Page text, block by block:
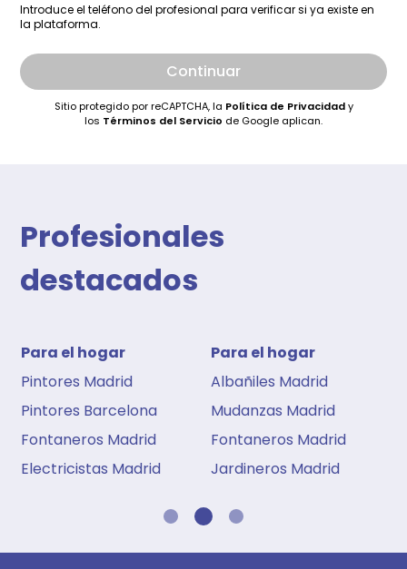
Introduce el teléfono del profesional para verificar si ya existe en
la plataforma.
Continuar
Sitio protegido por reCAPTCHA, la Política de Privacidady
los Términos del Servicio de Google aplican.
Profesionales
destacados
Para el hogar
Pintores Madrid
Pintores Barcelona
Fontaneros Madrid
Electricistas Madrid
Para el hogar
Albañiles Madrid
Mudanzas Madrid
Fontaneros Madrid
Jardineros Madrid